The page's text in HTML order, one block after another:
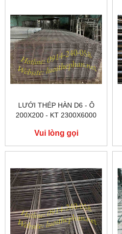
LƯỚI THÉP HÀN D6 - Ô
200X200 - KT 2300X6000
Vui lòng gọi